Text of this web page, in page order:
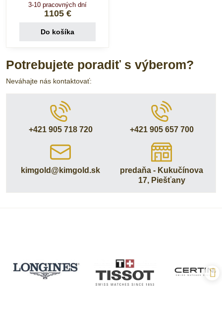
3-10 pracovných dní
1105 €
Do košíka
Potrebujete poradiť s výberom?
Neváhajte nás kontaktovať:
+421 905 718 720 +421 905 657 700
kimgold​@kimgold​.sk
predaňa - Kukučínova
17, Piešťany